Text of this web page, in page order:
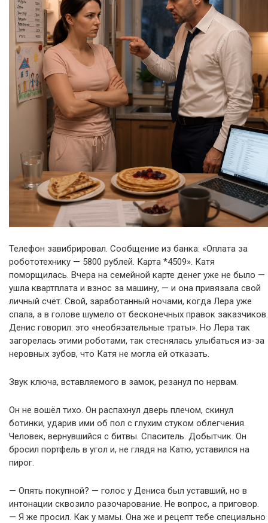
Телефон завибрировал. Сообщение из банка: «Оплата за
робототехнику — 5800 рублей. Карта *4509». Катя
поморщилась. Вчера на семейной карте денег уже не было —
ушла квартплата и взнос за машину, — и она привязала свой
личный счёт. Свой, заработанный ночами, когда Лера уже
спала, а в голове шумело от бесконечных правок заказчиков.
Денис говорил: это «необязательные траты». Но Лера так
загорелась этими роботами, так стеснялась улыбаться из-за
неровных зубов, что Катя не могла ей отказать.
Звук ключа, вставляемого в замок, резанул по нервам.
Он не вошёл тихо. Он распахнул дверь плечом, скинул
ботинки, ударив ими об пол с глухим стуком облегчения.
Человек, вернувшийся с битвы. Спаситель. Добытчик. Он
бросил портфель в угол и, не глядя на Катю, уставился на
пирог.
— Опять покупной? — голос у Дениса был уставший, но в
интонации сквозило разочарование. Не вопрос, а приговор.
— Я же просил. Как у мамы. Она же и рецепт тебе специально